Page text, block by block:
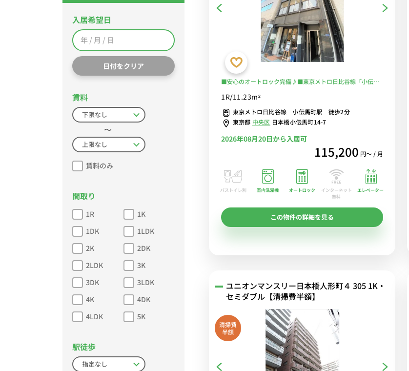
■安心のオートロック完備♪■東京メトロ日比谷線「小伝馬
ル中！
1R/11.23m²
東京メトロ日比谷線 小伝馬町駅 徒歩2分
東京都 中央区 日本橋小伝馬町14-7
2026年08月20日から入居可
115,200 円〜 / 月
バストイレ別 室内洗濯機 オートロック
インターネット
無料
エレベーター
この物件の詳細を見る
ユニオンマンスリー日本橋人形町４ 305 1K・
セミダブル【清掃費半額】
清掃費
半額
入居希望日
日付をクリア
賃料
〜
賃料のみ
間取り
1R
1K
1DK
1LDK
2K
2DK
2LDK
3K
3DK
3LDK
4K
4DK
4LDK
5K
駅徒歩